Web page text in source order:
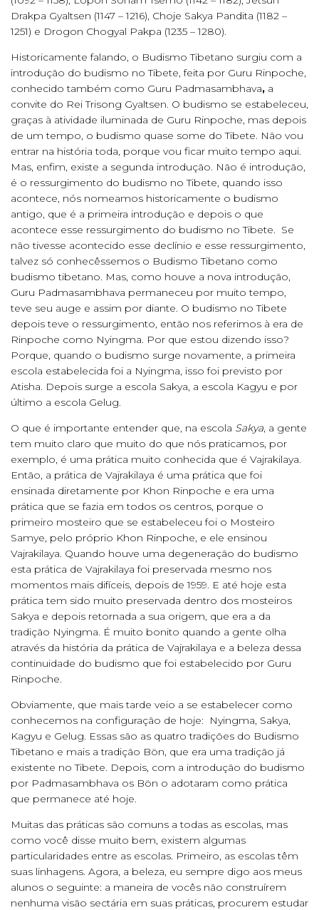
Drakpa Gyaltsen (1147 – 1216), Choje Sakya Pandita (1182 –
1251) e Drogon Chogyal Pakpa (1235 – 1280).
Historicamente falando, o Budismo Tibetano surgiu com a
introdução do budismo no Tibete, feita por Guru Rinpoche,
conhecido também como Guru Padmasambhava, a
convite do Rei Trisong Gyaltsen. O budismo se estabeleceu,
graças à atividade iluminada de Guru Rinpoche, mas depois
de um tempo, o budismo quase some do Tibete. Não vou
entrar na história toda, porque vou ficar muito tempo aqui.
Mas, enfim, existe a segunda introdução. Não é introdução,
é o ressurgimento do budismo no Tibete, quando isso
acontece, nós nomeamos historicamente o budismo
antigo, que é a primeira introdução e depois o que
acontece esse ressurgimento do budismo no Tibete. Se
não tivesse acontecido esse declínio e esse ressurgimento,
talvez só conhecêssemos o Budismo Tibetano como
budismo tibetano. Mas, como houve a nova introdução,
Guru Padmasambhava permaneceu por muito tempo,
teve seu auge e assim por diante. O budismo no Tibete
depois teve o ressurgimento, então nos referimos à era de
Rinpoche como Nyingma. Por que estou dizendo isso?
Porque, quando o budismo surge novamente, a primeira
escola estabelecida foi a Nyingma, isso foi previsto por
Atisha. Depois surge a escola Sakya, a escola Kagyu e por
último a escola Gelug.
O que é importante entender que, na escola Sakya, a gente
tem muito claro que muito do que nós praticamos, por
exemplo, é uma prática muito conhecida que é Vajrakilaya.
Então, a prática de Vajrakilaya é uma prática que foi
ensinada diretamente por Khon Rinpoche e era uma
prática que se fazia em todos os centros, porque o
primeiro mosteiro que se estabeleceu foi o Mosteiro
Samye, pelo próprio Khon Rinpoche, e ele ensinou
Vajrakilaya. Quando houve uma degeneração do budismo
esta prática de Vajrakilaya foi preservada mesmo nos
momentos mais difíceis, depois de 1959. E até hoje esta
prática tem sido muito preservada dentro dos mosteiros
Sakya e depois retornada a sua origem, que era a da
tradição Nyingma. É muito bonito quando a gente olha
através da história da prática de Vajrakilaya e a beleza dessa
continuidade do budismo que foi estabelecido por Guru
Rinpoche.
Obviamente, que mais tarde veio a se estabelecer como
conhecemos na configuração de hoje: Nyingma, Sakya,
Kagyu e Gelug. Essas são as quatro tradições do Budismo
Tibetano e mais a tradição Bön, que era uma tradição já
existente no Tibete. Depois, com a introdução do budismo
por Padmasambhava os Bön o adotaram como prática
que permanece até hoje.
Muitas das práticas são comuns a todas as escolas, mas
como você disse muito bem, existem algumas
particularidades entre as escolas. Primeiro, as escolas têm
suas linhagens. Agora, a beleza, eu sempre digo aos meus
alunos o seguinte: a maneira de vocês não construírem
nenhuma visão sectária em suas práticas, procurem estudar